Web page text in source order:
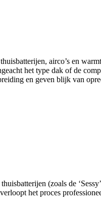
airco’s en
het type dak of de
en geven blijk van
(zoals de
het proces